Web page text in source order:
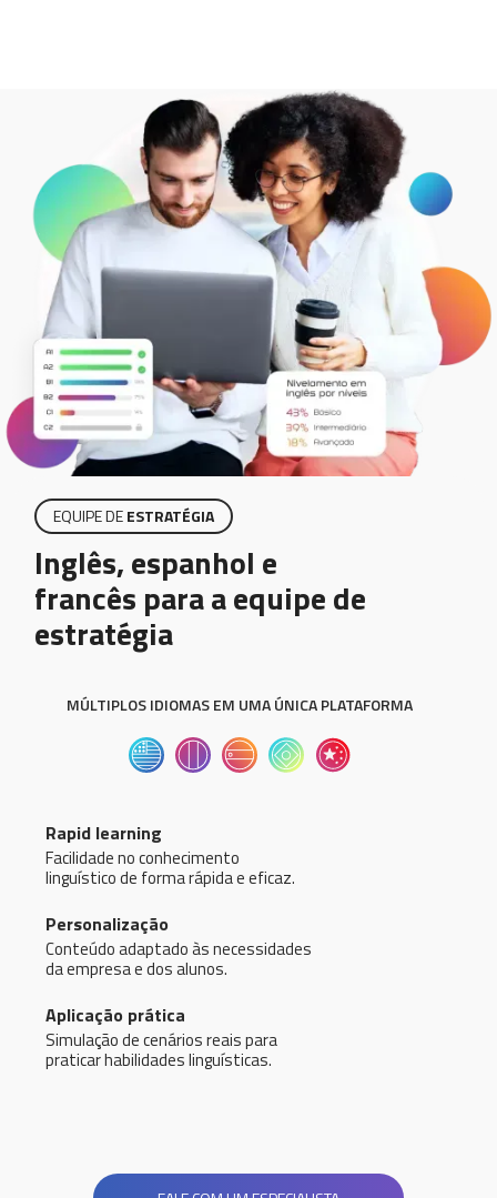
EQUIPE DEESTRATÉGIA
Inglês, espanhol e
francês para a equipe de
estratégia
MÚLTIPLOS IDIOMAS EM UMA ÚNICA PLATAFORMA
Rapid learning
Facilidade no conhecimento
linguístico de forma rápida e eficaz.
Personalização
Conteúdo adaptado às necessidades
da empresa e dos alunos.
Aplicação prática
Simulação de cenários reais para
praticar habilidades linguísticas.